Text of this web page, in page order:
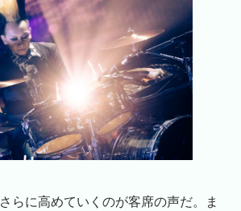
らに高めていくのが客席の声だ。ま